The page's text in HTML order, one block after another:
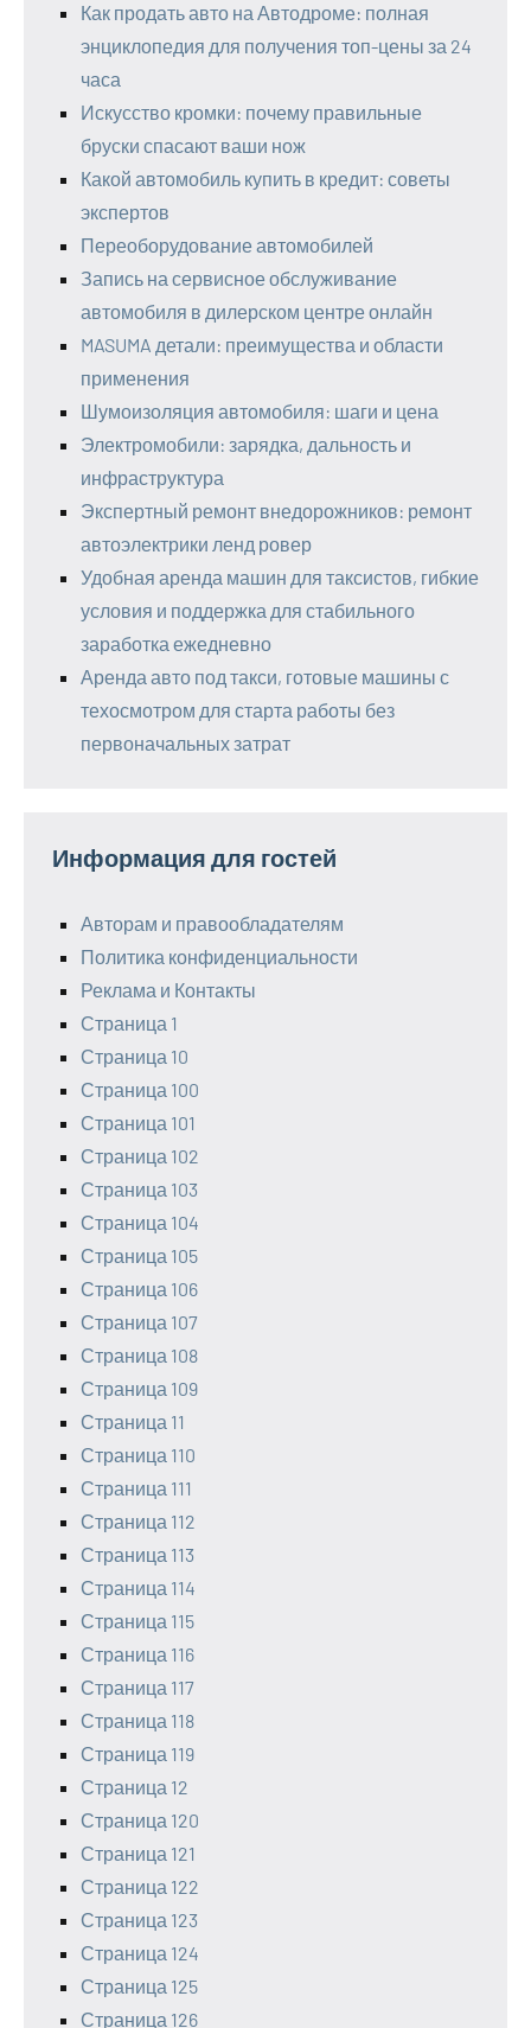
Как продать авто на Автодроме: полная
энциклопедия для получения топ-цены за 24
часа
Искусство кромки: почему правильные
бруски спасают ваши нож
Какой автомобиль купить в кредит: советы
экспертов
Переоборудование автомобилей
Запись на сервисное обслуживание
автомобиля в дилерском центре онлайн
MASUMA детали: преимущества и области
применения
Шумоизоляция автомобиля: шаги и цена
Электромобили: зарядка, дальность и
инфраструктура
Экспертный ремонт внедорожников: ремонт
автоэлектрики ленд ровер
Удобная аренда машин для таксистов, гибкие
условия и поддержка для стабильного
заработка ежедневно
Аренда авто под такси, готовые машины с
техосмотром для старта работы без
первоначальных затрат
Информация для гостей
Авторам и правообладателям
Политика конфиденциальности
Реклама и Контакты
Страница 1
Страница 10
Страница 100
Страница 101
Страница 102
Страница 103
Страница 104
Страница 105
Страница 106
Страница 107
Страница 108
Страница 109
Страница 11
Страница 110
Страница 111
Страница 112
Страница 113
Страница 114
Страница 115
Страница 116
Страница 117
Страница 118
Страница 119
Страница 12
Страница 120
Страница 121
Страница 122
Страница 123
Страница 124
Страница 125
Страница 126